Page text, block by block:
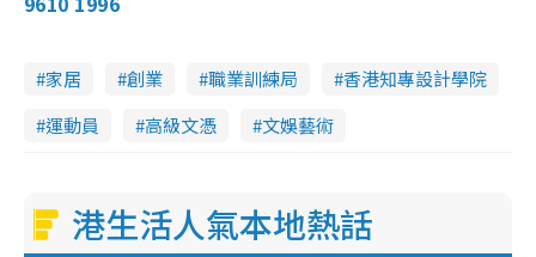
家居 創業 職業訓練局
香港知專設計學院
運動員
高級文憑 文娛藝術
港生活人氣本地熱話